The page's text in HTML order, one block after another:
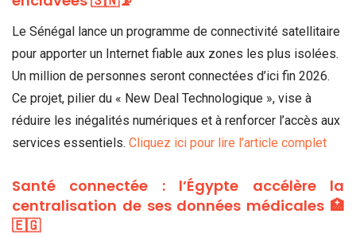
Le Sénégal lance un programme de connectivité satellitaire
pour apporter un Internet fiable aux zones les plus isolées.
Un million de personnes seront connectées d’ici fin 2026.
Ce projet, pilier du « New Deal Technologique », vise à
réduire les inégalités numériques et à renforcer l’accès aux
services essentiels. Cliquez ici pour lire l’article complet
Santé connectée : l’Égypte accélère la
centralisation de ses données médicales 🏥
🇪🇬